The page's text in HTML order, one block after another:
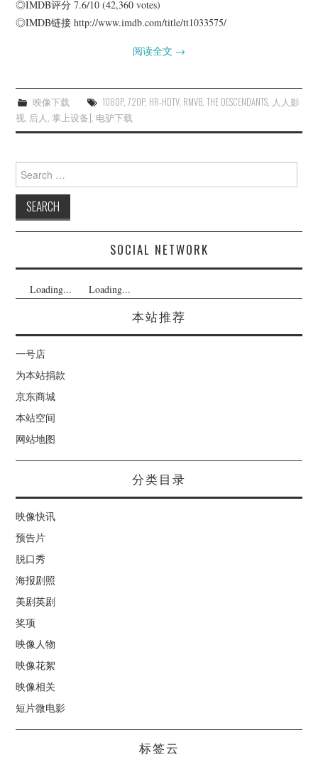
◎IMDB评分 7.6/10 (42,360 votes)
◎IMDB链接 http://www.imdb.com/title/tt1033575/
阅读全文 →
映像下载 1080P, 720P, HR-HDTV, RMVB, THE DESCENDANTS, 人人影
视 后人 ,掌上设备] 电驴下载
for:
SOCIAL NETWORK
Loading... Loading...
本站推荐
一号店
为本站捐款
京东商城
本站空间
网站地图
分类目录
映像快讯
预告片
脱口秀
海报剧照
美剧英剧
奖项
映像人物
映像花絮
映像相关
短片微电影
标签云